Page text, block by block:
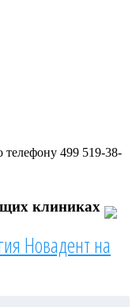
телефону 499 519-38-
клиниках
Новадент на